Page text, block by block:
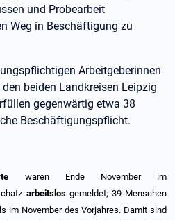
und Probearbeit
Weg in Beschäftigung zu
Arbeitgeberinnen
beiden Landkreisen Leipzig
gegenwärtig etwa 38
Beschäftigungspflicht.
waren Ende November im
arbeitslosgemeldet; 39 Menschen
im November des Vorjahres. Damit sind